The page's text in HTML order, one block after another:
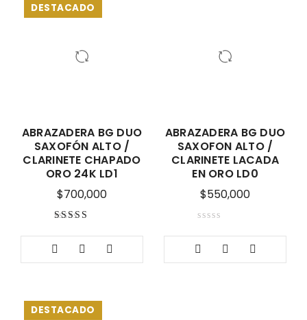
DESTACADO
ABRAZADERA BG DUO
SAXOFÓN ALTO /
CLARINETE CHAPADO
ORO 24K LD1
$700,000
Valorado con
5.00de 5
ABRAZADERA BG DUO
SAXOFON ALTO /
CLARINETE LACADA
EN ORO LD0
$550,000
DESTACADO